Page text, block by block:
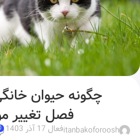
چگونه حیوان
فصل تغییر
itanbakoforooshفعال 17 آذر 1403